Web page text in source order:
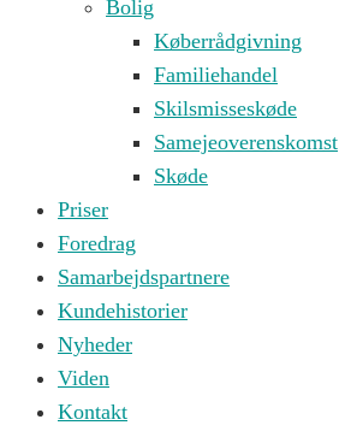
Bolig
Køberrådgivning
Familiehandel
Skilsmisseskøde
Samejeoverenskomst
Skøde
Priser
Foredrag
Samarbejdspartnere
Kundehistorier
Nyheder
Viden
Kontakt